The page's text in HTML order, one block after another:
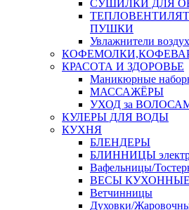
СУШИЛКИ ДЛЯ
ПУШКИ
Увлажнители
КРАСОТА И ЗДОРОВЬЕ
Маникюрные
МАССАЖЁРЫ
УХОД за
КУЛЕРЫ ДЛЯ ВОДЫ
КУХНЯ
БЛЕНДЕРЫ
БЛИННИЦЫ
Вафельницы/
ВЕСЫ КУХОННЫЕ/
Ветчинницы
Духовки/